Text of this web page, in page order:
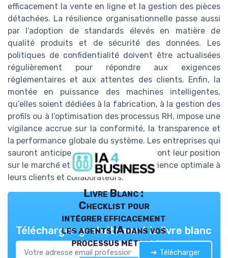
efficacement la vente en ligne et la gestion des pièces
détachées. La résilience organisationnelle passe aussi
par l’adoption de standards élevés en matière de
qualité produits et de sécurité des données. Les
politiques de confidentialité doivent être actualisées
régulièrement pour répondre aux exigences
réglementaires et aux attentes des clients. Enfin, la
montée en puissance des machines intelligentes,
qu’elles soient dédiées à la fabrication, à la gestion des
profils ou à l’optimisation des processus RH, impose une
vigilance accrue sur la conformité, la transparence et
la performance globale du système. Les entreprises qui
sauront anticiper ces enjeux renforceront leur position
sur le marché et garantiront une expérience optimale à
leurs clients et collaborateurs.
Livre Blanc :
Checklist pour
intégrer efficacement
les agents IA dans vos
processus métiers
Téléchargez gratuitement le livre blanc
➔ Télécharger